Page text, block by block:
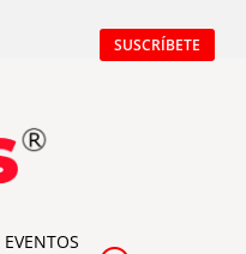
SUSCRÍBETE
EVENTOS